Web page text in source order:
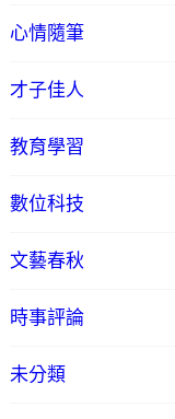
心情隨筆
才子佳人
教育學習
數位科技
文藝春秋
時事評論
未分類